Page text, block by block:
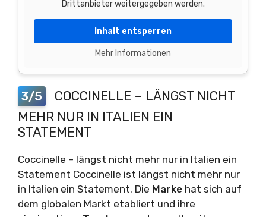
Drittanbieter weitergegeben werden.
Inhalt entsperren
Mehr Informationen
3/5
COCCINELLE – LÄNGST NICHT
MEHR NUR IN ITALIEN EIN
STATEMENT
Coccinelle – längst nicht mehr nur in Italien ein
Statement Coccinelle ist längst nicht mehr nur
in Italien ein Statement. Die Marke hat sich auf
dem globalen Markt etabliert und ihre